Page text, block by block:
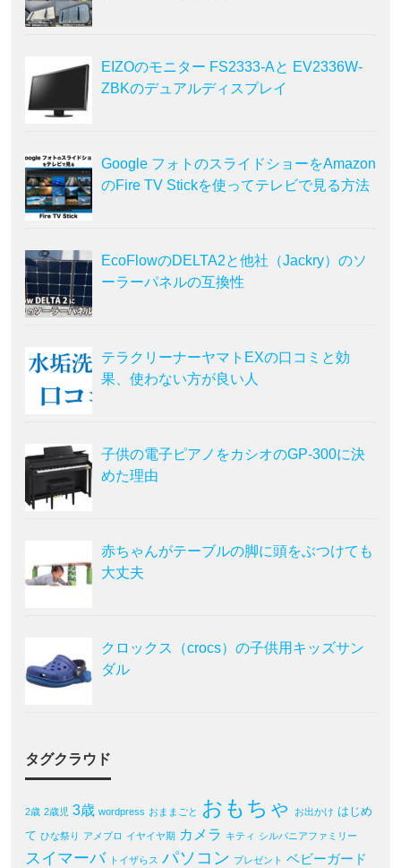
EIZOのモニター FS2333-Aと EV2336W-
ZBKのデュアルディスプレイ
Google フォトのスライドショーをAmazon
のFire TV Stickを使ってテレビで見る方法
EcoFlowのDELTA2と他社（Jackry）のソ
ーラーパネルの互換性
テラクリーナーヤマトEXの口コミと効
果、使わない方が良い人
子供の電子ピアノをカシオのGP-300に決
めた理由
赤ちゃんがテーブルの脚に頭をぶつけても
大丈夫
クロックス（crocs）の子供用キッズサン
ダル
タグクラウド
2歳 2歳児 3歳 wordpress おままごと おもちゃ お出かけ はじめ
て ひな祭り アメブロ イヤイヤ期 カメラ キティ シルバニアファミリー
スイマーバ トイザらス パソコン プレゼント ベビーガード